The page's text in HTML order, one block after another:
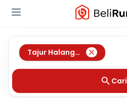
Tajur Halang
,Bogor
Cari